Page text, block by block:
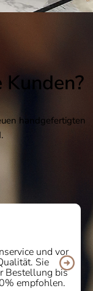
handgefertigten
und vor
Sie
Bestellung bis
empfohlen.